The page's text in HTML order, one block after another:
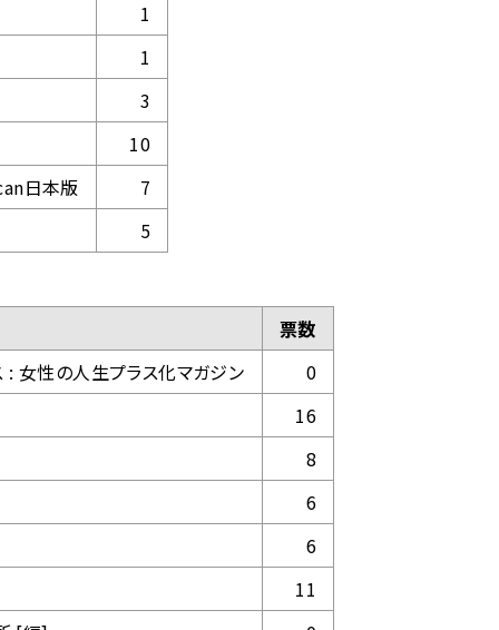
1
1
3
10
日本版
7
5
票数
女性の人生プラス化マガジン
0
16
8
6
6
11